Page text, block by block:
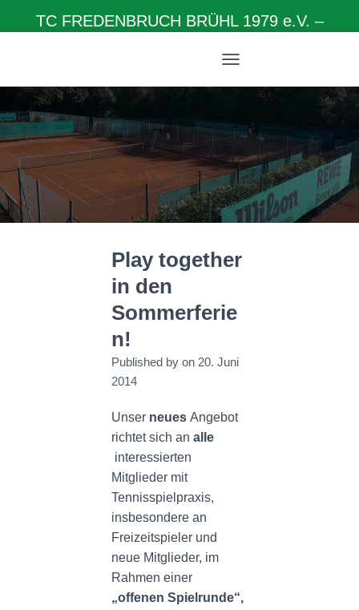
TC FREDENBRUCH BRÜHL 1979 e.V. –
A
G
T
I
O
N
U
S
C
L
N
Play together
in den
Sommerferie
n!
Published by on 20. Juni
2014
Unser neues Angebot
richtet sich an alle
interessierten
Mitglieder mit
Tennisspielpraxis,
insbesondere an
Freizeitspieler und
neue Mitglieder, im
Rahmen einer
„offenen Spielrunde“,